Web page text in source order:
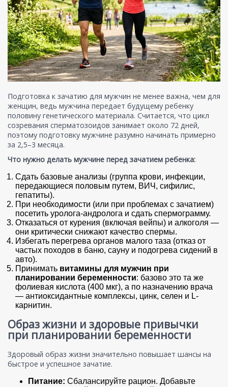
Подготовка к зачатию для мужчин не менее важна, чем для
женщин, ведь мужчина передает будущему ребенку
половину генетического материала. Считается, что цикл
созревания сперматозоидов занимает около 72 дней,
поэтому подготовку мужчине разумно начинать примерно
за 2,5–3 месяца.
Что нужно делать мужчине перед зачатием ребенка:
Сдать базовые анализы (группа крови, инфекции,
передающиеся половым путем, ВИЧ, сифилис,
гепатиты).
При необходимости (или при проблемах с зачатием)
посетить уролога-андролога и сдать спермограмму.
Отказаться от курения (включая вейпы) и алкоголя —
они критически снижают качество спермы.
Избегать перегрева органов малого таза (отказ от
частых походов в баню, сауну и подогрева сидений в
авто).
Принимать витамины для мужчин при
планировании беременности: базово это та же
фолиевая кислота (400 мкг), а по назначению врача
— антиоксидантные комплексы, цинк, селен и L-
карнитин.
Образ жизни и здоровые привычки
при планировании беременности
Здоровый образ жизни значительно повышает шансы на
быстрое и успешное зачатие.
Питание: Сбалансируйте рацион. Добавьте